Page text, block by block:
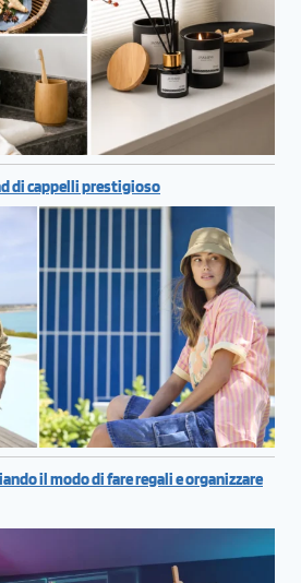
di cappelli prestigioso
il modo di fare regali e organizzare